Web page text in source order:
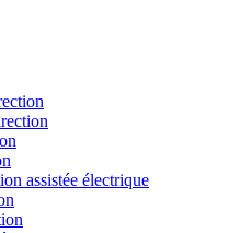
assistée électrique